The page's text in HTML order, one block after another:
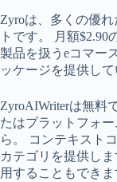
Zyroは、多くの優
トです。 月額
製品を扱うeコマー
ッケージを提供して
ZyroAIWriterは無料
たはプラットフォ
ら。 コンテキスト
カテゴリを提供し
用することもでき